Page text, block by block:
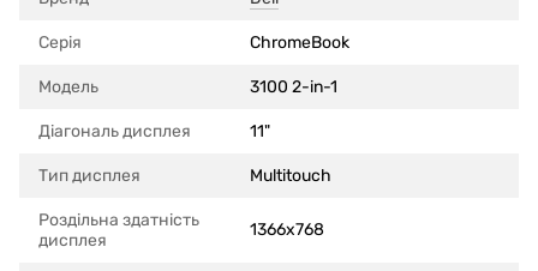
Серія ChromeBook
Модель 3100 2-in-1
Діагональ дисплея 11"
Тип дисплея Multitouch
Роздільна здатність
дисплея
1366x768